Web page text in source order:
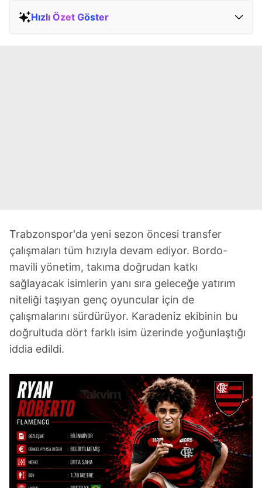
Hızlı Özet Göster
Trabzonspor'da yeni sezon öncesi transfer
çalışmaları tüm hızıyla devam ediyor. Bordo-
mavili yönetim, takıma doğrudan katkı
sağlayacak isimlerin yanı sıra geleceğe yatırım
niteliği taşıyan genç oyuncular için de
çalışmalarını sürdürüyor. Karadeniz ekibinin bu
doğrultuda dört farklı isim üzerinde yoğunlaştığı
iddia edildi.